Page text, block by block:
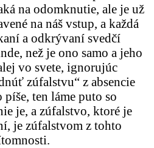
na odomknutie, ale je už
na náš vstup, a každá
a odkrývaní svedčí
než je ono samo a jeho
vo svete, ignorujúc
zúfalstvu“ z absencie
ten láme puto so
je, a zúfalstvo, ktoré je
je zúfalstvom z tohto